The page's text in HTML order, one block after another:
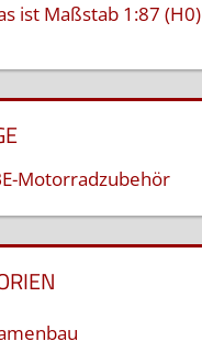
ist Maßstab 1:87 (H0)